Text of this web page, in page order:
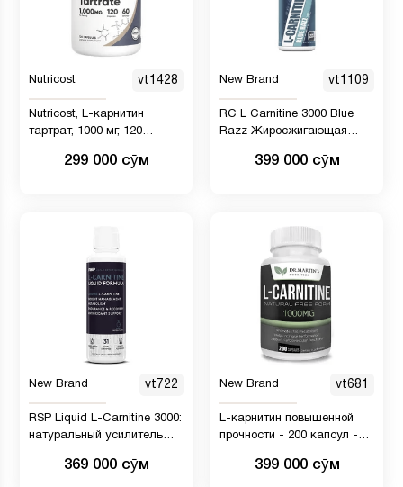
Nutricost vt1428
Nutricost, L-карнитин
тартрат, 1000 мг, 120
299 000 сӯм
New Brand vt1109
RC L Carnitine 3000 Blue
Razz Жиросжигающая
потеря веса399 000 сӯм
New Brand vt722
RSP Liquid L-Carnitine 3000:
натуральный усилитель
карнитин без стимуляторов,
369 000 сӯм
New Brand vt681
L-карнитин повышенной
прочности - 200 капсул -
ускоряет обмен веществ и
399 000 сӯм